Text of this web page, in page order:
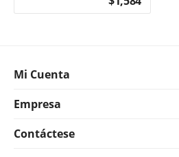
Mi Cuenta
Empresa
Contáctese